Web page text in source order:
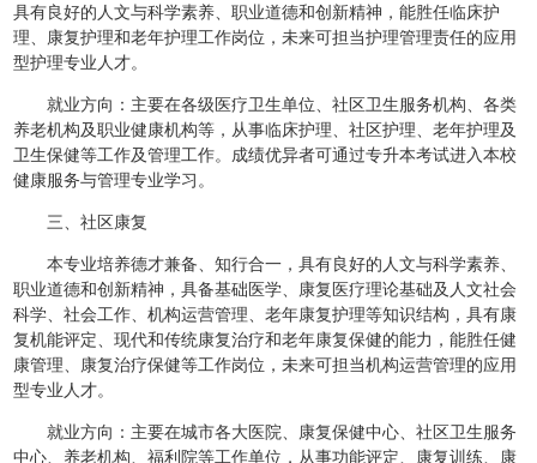
具有良好的人文与科学素养、职业道德和创新精神，能胜任临床护
理、康复护理和老年护理工作岗位，未来可担当护理管理责任的应用
型护理专业人才。
就业方向：主要在各级医疗卫生单位、社区卫生服务机构、各类
养老机构及职业健康机构等，从事临床护理、社区护理、老年护理及
卫生保健等工作及管理工作。成绩优异者可通过专升本考试进入本校
健康服务与管理专业学习。
三、社区康复
本专业培养德才兼备、知行合一，具有良好的人文与科学素养、
职业道德和创新精神，具备基础医学、康复医疗理论基础及人文社会
科学、社会工作、机构运营管理、老年康复护理等知识结构，具有康
复机能评定、现代和传统康复治疗和老年康复保健的能力，能胜任健
康管理、康复治疗保健等工作岗位，未来可担当机构运营管理的应用
型专业人才。
就业方向：主要在城市各大医院、康复保健中心、社区卫生服务
中心、养老机构、福利院等工作单位，从事功能评定、康复训练、康